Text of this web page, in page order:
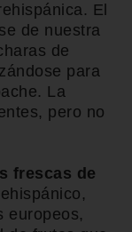
El
de nuestra
de
para
La
pero no
frescas de
europeos,